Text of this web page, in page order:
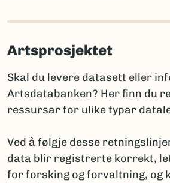
autor oppgis, sammen med
regelverket for den aktuelle
International Code of
Fungi and Plants
(Ekstern
International Code of
slektsnavn + “sp. nov.”. Det bør da
kommentar om planlagt
navnet skal publiseres i henhold til
Artsprosjektet
Skal du levere datasett eller
Artsdatabanken? Her finn du
ressursar for ulike typar
Ved å følgje desse
data blir registrerte korrekt,
for forsking og forvaltning, og